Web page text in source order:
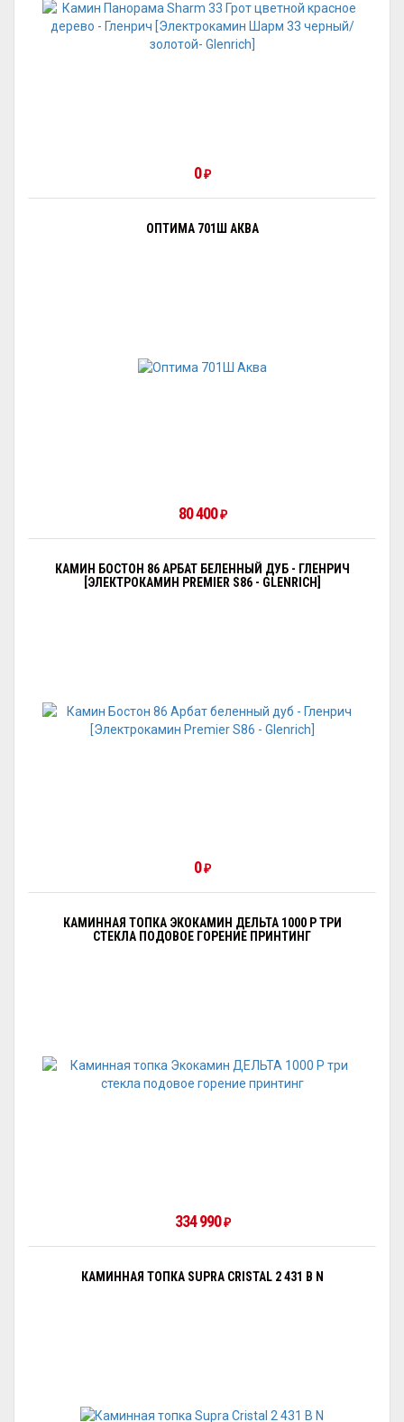
0₽
ОПТИМА 701Ш АКВА
80 400₽
КАМИН БОСТОН 86 АРБАТ БЕЛЕННЫЙ ДУБ - ГЛЕНРИЧ
[ЭЛЕКТРОКАМИН PREMIER S86 - GLENRICH]
0₽
КАМИННАЯ ТОПКА ЭКОКАМИН ДЕЛЬТА 1000 P ТРИ
СТЕКЛА ПОДОВОЕ ГОРЕНИЕ ПРИНТИНГ
334 990₽
КАМИННАЯ ТОПКА SUPRA CRISTAL 2 431 B N